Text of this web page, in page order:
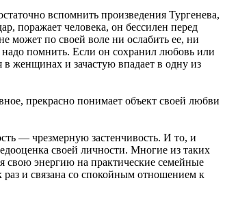
вспомнить произведения Тургенева,
поражает человека, он бессилен перед
может по своей воле ни ослабить ее, ни
надо помнить. Если он сохранил любовь или
в женщинах и зачастую впадает в одну из
прекрасно понимает объект своей любви
— чрезмерную застенчивость. И то, и
своей личности. Многие из таких
свою энергию на практические семейные
раз и связана со спокойным отношением к